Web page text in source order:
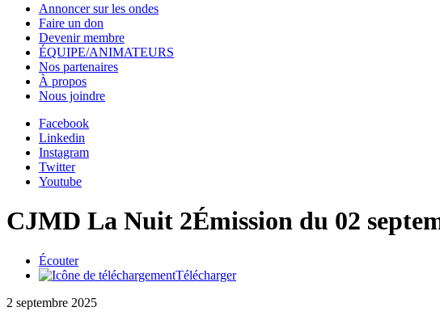
Annoncer sur les ondes
Faire un don
Devenir membre
ÉQUIPE/ANIMATEURS
Nos partenaires
À propos
Nous joindre
Facebook
Linkedin
Instagram
Twitter
Youtube
CJMD La Nuit 2Émission du 02
Écouter
Télécharger
2 septembre 2025